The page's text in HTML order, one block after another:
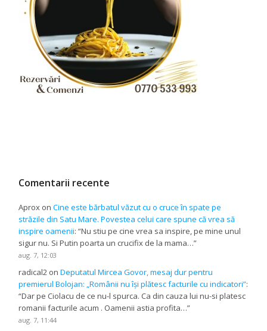
Comentarii recente
Aprox onCine este bărbatul văzut cu o cruce în spate pe
străzile din Satu Mare. Povestea celui care spune că vrea să
inspire oamenii: “Nu stiu pe cine vrea sa inspire, pe mine unul
sigur nu. Si Putin poarta un crucifix de la mama…”
aug. 7, 12:03
radical2 onDeputatul Mircea Govor, mesaj dur pentru
premierul Bolojan: „Românii nu își plătesc facturile cu indicatori”:
“Dar pe Ciolacu de ce nu-l spurca. Ca din cauza lui nu-si platesc
romanii facturile acum . Oamenii astia profita…”
aug. 7, 11:44